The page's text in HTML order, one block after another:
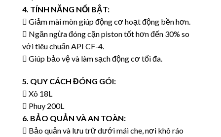
4. TÍNH NĂNG NỔI BẬT:
 Giảm mài mòn giúp động cơ hoạt động bền hơn.
 Ngăn ngừa đóng cặn piston tốt hơn đến 30% so
với tiêu chuẩn API CF-4.
 Giúp bảo vệ và làm sạch động cơ tối đa.
5. QUY CÁCH ĐÓNG GÓI:
 Xô 18L
 Phuy 200L
6. BẢO QUẢN VÀ AN TOÀN:
 Bảo quản và lưu trữ dưới mái che, nơi khô ráo